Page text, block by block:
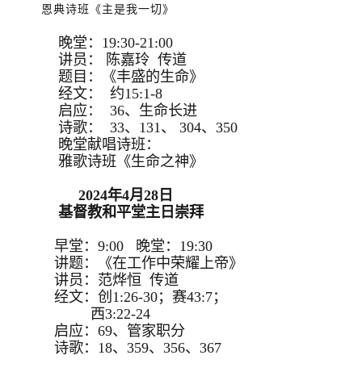
恩典诗班《主是我一切》
晚堂：19:30-21:00
讲员： 陈嘉玲 传道
题目：《丰盛的生命》
经文： 约15:1-8
启应： 36、生命长进
诗歌： 33、131、 304、350
晚堂献唱诗班：
雅歌诗班《生命之神》
2024年4月28日
基督教和平堂主日崇拜
早堂：9:00 晚堂：19:30
讲题：《在工作中荣耀上帝》
讲员：范烨恒 传道
经文：创1:26-30；赛43:7；
西3:22-24
启应：69、管家职分
诗歌：18、359、356、367